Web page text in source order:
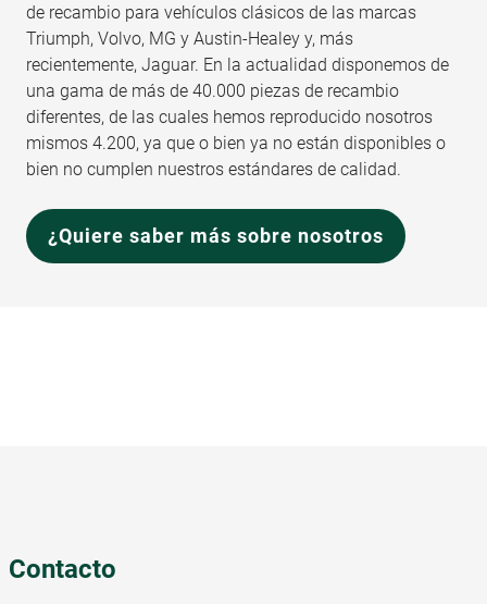
de recambio para vehículos clásicos de las marcas
Triumph, Volvo, MG y Austin-Healey y, más
recientemente, Jaguar. En la actualidad disponemos de
una gama de más de 40.000 piezas de recambio
diferentes, de las cuales hemos reproducido nosotros
mismos 4.200, ya que o bien ya no están disponibles o
bien no cumplen nuestros estándares de calidad.
¿Quiere saber más sobre nosotros
Contacto